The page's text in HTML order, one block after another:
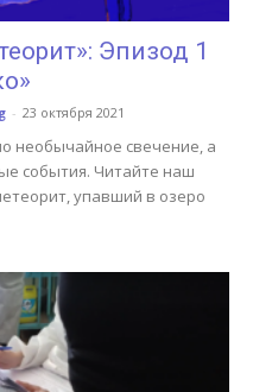
Эпизод 1
- 23 октября 2021
необычайное свечение, а
события. Читайте наш
упавший в озеро